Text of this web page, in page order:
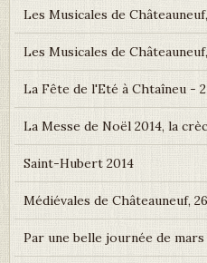
Les Musicales de
Les Musicales de
La Fête de l'Eté à Chtaîneu -
La Messe de Noël 2014, la
Saint-Hubert 2014
Médiévales de Châteauneuf,
Par une belle journée de mars